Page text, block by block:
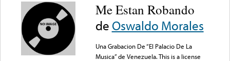
Me Estan Robando
de Oswaldo Morales
Una Grabacion De “El Palacio De La
Musica” de Venezuela. This is a license